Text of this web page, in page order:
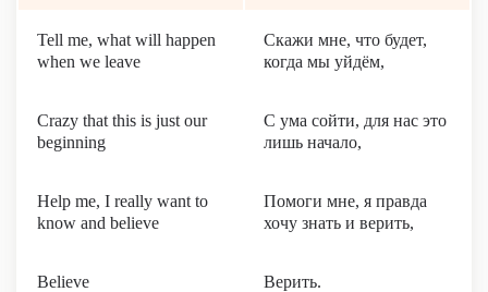
Tell me, what will happen
when we leave
Скажи мне, что будет,
когда мы уйдём,
Crazy that this is just our
beginning
С ума сойти, для нас это
лишь начало,
Help me, I really want to
know and believe
Помоги мне, я правда
хочу знать и верить,
Believe Верить.